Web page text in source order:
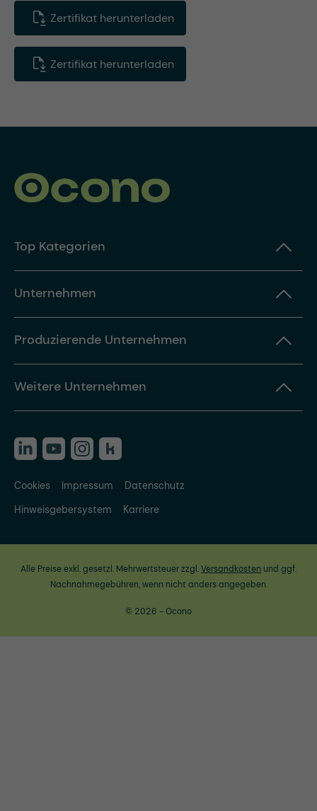
Zertifikat herunterladen
Zertifikat herunterladen
Top Kategorien
Unternehmen
Produzierende Unternehmen
Weitere Unternehmen
Cookies Impressum
Datenschutz
Hinweisgebersystem
Karriere
Alle Preise exkl. gesetzl. Mehrwertsteuer zzgl.Versandkosten und ggf.
Nachnahmegebühren, wenn nicht anders angegeben.
© 2026 - Ocono